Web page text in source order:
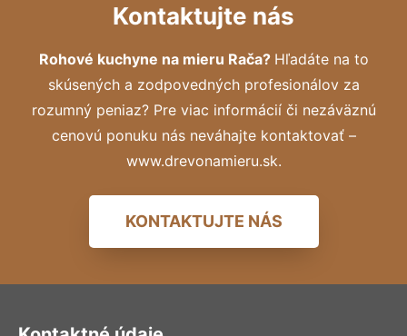
Kontaktujte nás
Rohové kuchyne na mieru Rača? Hľadáte na to
skúsených a zodpovedných profesionálov za
rozumný peniaz? Pre viac informácií či nezáväznú
cenovú ponuku nás neváhajte kontaktovať –
www.drevonamieru.sk.
KONTAKTUJTE NÁS